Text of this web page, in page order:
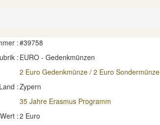
:#39758
:EURO - Gedenkmünzen
2 Euro Gedenkmünze / 2 Euro Sondermünze
Land :Zypern
35 Jahre Erasmus Programm
Wert :2 Euro